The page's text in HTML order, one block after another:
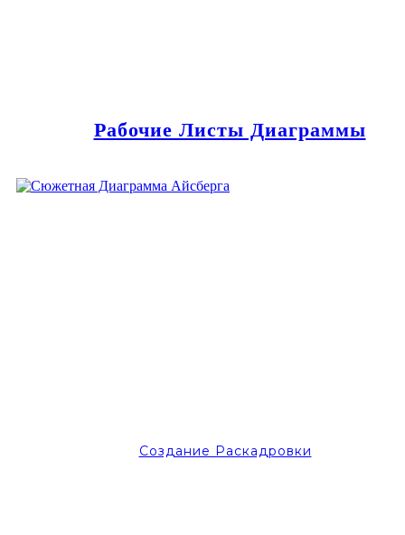
Рабочие Листы Диаграммы
Создание Раскадровки